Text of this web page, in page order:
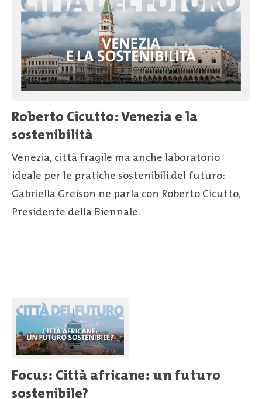
Roberto Cicutto: Venezia e la
sostenibilità
Venezia, città fragile ma anche laboratorio
ideale per le pratiche sostenibili del futuro:
Gabriella Greison ne parla con Roberto Cicutto,
Presidente della Biennale.
Focus: Città africane: un futuro
sostenibile?